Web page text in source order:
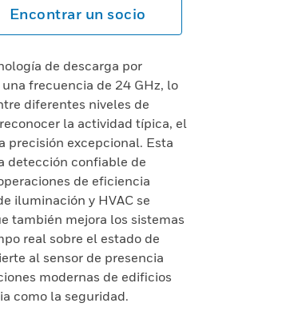
Encontrar un socio
de descarga por
frecuencia de 24 GHz, lo
diferentes niveles de
la actividad típica, el
precisión excepcional. Esta
detección confiable de
de eficiencia
iluminación y HVAC se
también mejora los sistemas
real sobre el estado de
al sensor de presencia
modernas de edificios
como la seguridad.